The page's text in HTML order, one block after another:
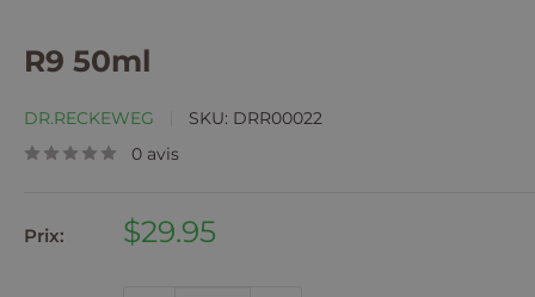
R9 50ml
DR.RECKEWEG SKU: DRR00022
0 avis
Prix:
Prix
$29.95